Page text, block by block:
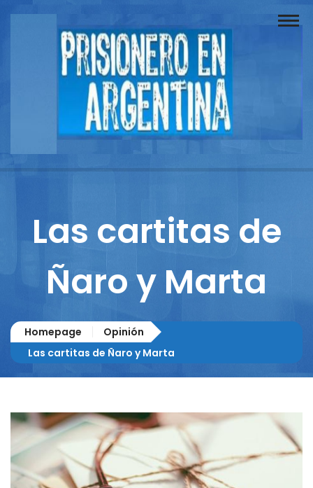
Buscador
Documentos
Reportajes
Columnistas
Las cartitas de
Ñaro y Marta
Homepage
Opinión
Las cartitas de Ñaro y Marta